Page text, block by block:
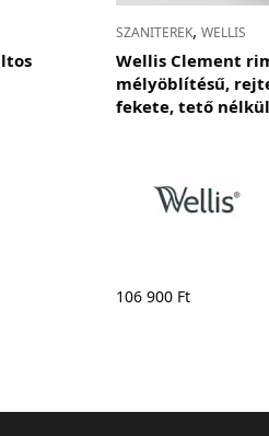
SZANITEREK, WELLIS
Wellis Clement
mélyöblítésű,
fekete, tető nélkül
106 900 Ft